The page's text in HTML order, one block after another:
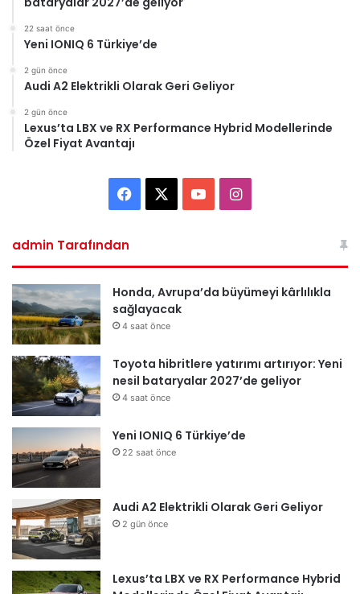
22 saat önce
Yeni IONIQ 6 Türkiye’de
2 gün önce
Audi A2 Elektrikli Olarak Geri Geliyor
2 gün önce
Lexus’ta LBX ve RX Performance Hybrid Modellerinde
Özel Fiyat Avantajı
Facebook YouTubeInstagram
admin Tarafından
Honda, Avrupa’da büyümeyi kârlılıkla
sağlayacak
4 saat önce
Toyota hibritlere yatırımı artırıyor: Yeni
nesil bataryalar 2027’de geliyor
4 saat önce
Yeni IONIQ 6 Türkiye’de
22 saat önce
Audi A2 Elektrikli Olarak Geri Geliyor
2 gün önce
Lexus’ta LBX ve RX Performance Hybrid